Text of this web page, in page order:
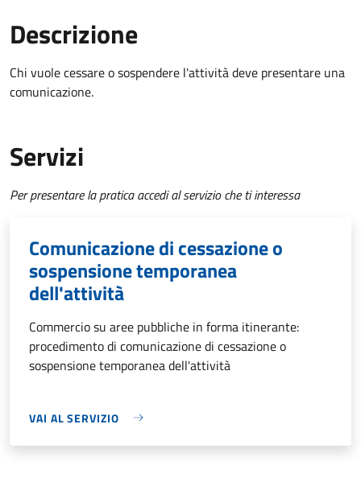
Descrizione
Chi vuole cessare o sospendere l'attività deve presentare una
comunicazione.
Servizi
Per presentare la pratica accedi al servizio che ti interessa
Comunicazione di cessazione o
sospensione temporanea
dell'attività
Commercio su aree pubbliche in forma itinerante:
procedimento di comunicazione di cessazione o
sospensione temporanea dell'attività
VAI AL SERVIZIO